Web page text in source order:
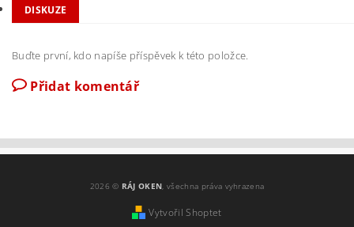
DISKUZE
Buďte první, kdo napíše příspěvek k této položce.
Přidat komentář
2026 © RÁJ OKEN , všechna práva vyhrazena
Vytvořil Shoptet